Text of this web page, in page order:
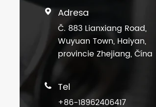
 Adresa
Č. 883 Lianxiang Road,
Wuyuan Town, Haiyan,
provincie Zhejiang, Čína
 Tel
+86-18962406417